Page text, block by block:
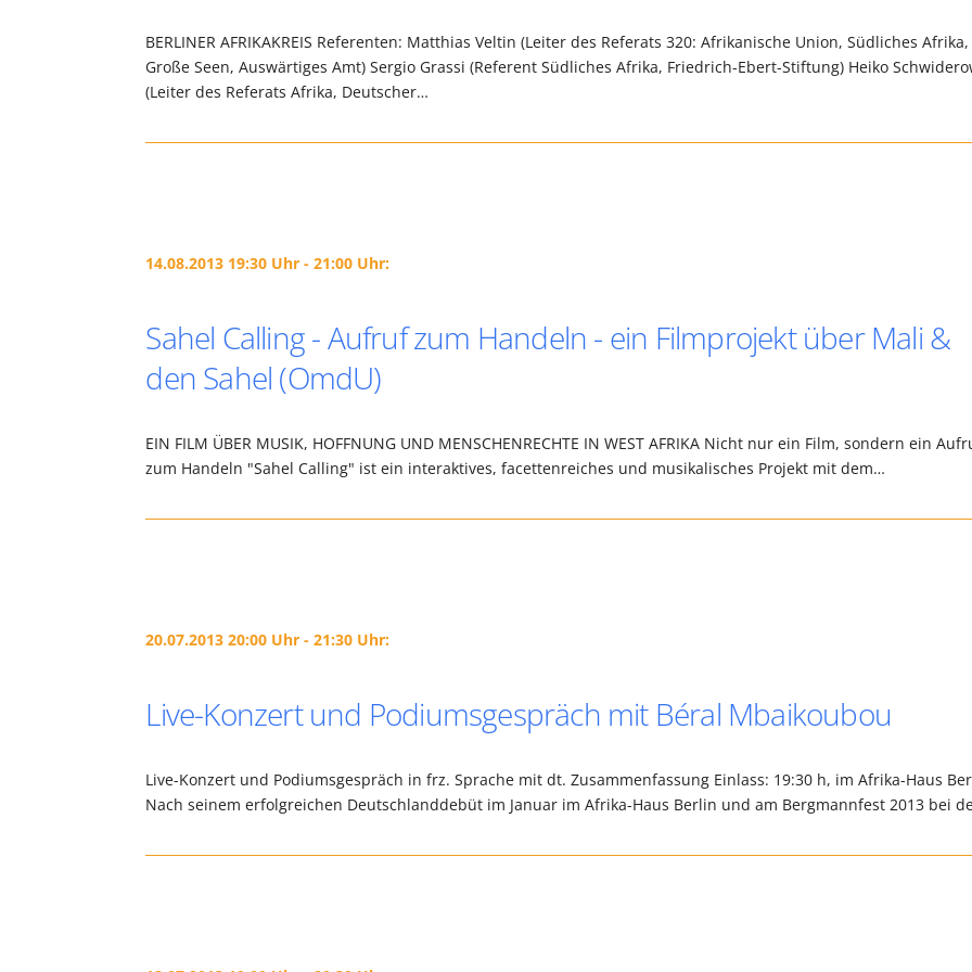
BERLINER AFRIKAKREIS Referenten: Matthias Veltin (Leiter des Referats 320: Afrikanische Union, Südliches Afrika,
Große Seen, Auswärtiges Amt) Sergio Grassi (Referent Südliches Afrika, Friedrich-Ebert-Stiftung) Heiko
(Leiter des Referats Afrika, Deutscher…
14.08.2013 19:30 Uhr - 21:00 Uhr:
Sahel Calling - Aufruf zum Handeln - ein Filmprojekt über Mali &
den Sahel (OmdU)
EIN FILM ÜBER MUSIK, HOFFNUNG UND MENSCHENRECHTE IN WEST AFRIKA Nicht nur ein Film, sondern ein
zum Handeln "Sahel Calling" ist ein interaktives, facettenreiches und musikalisches Projekt mit dem…
20.07.2013 20:00 Uhr - 21:30 Uhr:
Live-Konzert und Podiumsgespräch mit Béral Mbaikoubou
Live-Konzert und Podiumsgespräch in frz. Sprache mit dt. Zusammenfassung Einlass: 19:30 h, im Afrika-Haus
Nach seinem erfolgreichen Deutschlanddebüt im Januar im Afrika-Haus Berlin und am Bergmannfest 2013 bei